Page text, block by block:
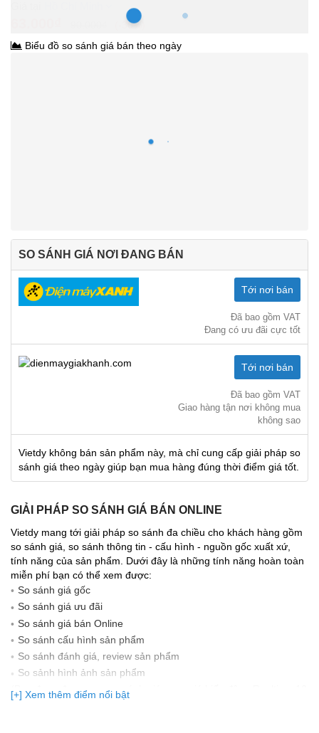
-30%
Biểu đồ so sánh giá bán theo ngày
SO SÁNH GIÁ NƠI ĐANG BÁN
Tới nơi bán
Đã bao gồm VAT
Đang có ưu đãi cực tốt
Tới nơi bán
Đã bao gồm VAT
Giao hàng tận nơi không mua
không sao
Vietdy không bán sản phẩm này, mà chỉ cung cấp giải pháp so
sánh giá theo ngày giúp bạn mua hàng đúng thời điểm giá tốt.
GIẢI PHÁP SO SÁNH GIÁ BÁN ONLINE
Vietdy mang tới giải pháp so sánh đa chiều cho khách hàng gồm
so sánh giá, so sánh thông tin - cấu hình - nguồn gốc xuất xứ,
tính năng của sản phẩm. Dưới đây là những tính năng hoàn toàn
miễn phí bạn có thể xem được:
So sánh giá gốc
So sánh giá ưu đãi
So sánh giá bán Online
So sánh cấu hình sản phẩm
So sánh đánh giá, review sản phẩm
So sảnh hình ảnh sản phẩm
(Bạn đang được xem so sánh giá, xem giá biến động Realtime 10
lần cập nhật gần nhất)
[+] Xem thêm điểm nổi bật